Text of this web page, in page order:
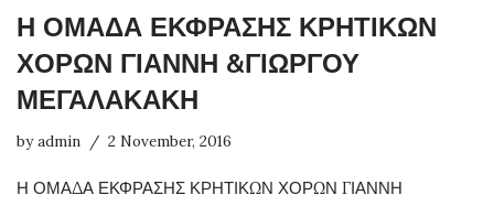
Η ΟΜΑΔΑ ΕΚΦΡΑΣΗΣ ΚΡΗΤΙΚΩΝ
ΧΟΡΩΝ ΓΙΑΝΝΗ &ΓΙΩΡΓΟΥ
ΜΕΓΑΛΑΚΑΚΗ
byadmin 2 November, 2016
Η ΟΜΑΔΑ ΕΚΦΡΑΣΗΣ ΚΡΗΤΙΚΩΝ ΧΟΡΩΝ ΓΙΑΝΝΗ